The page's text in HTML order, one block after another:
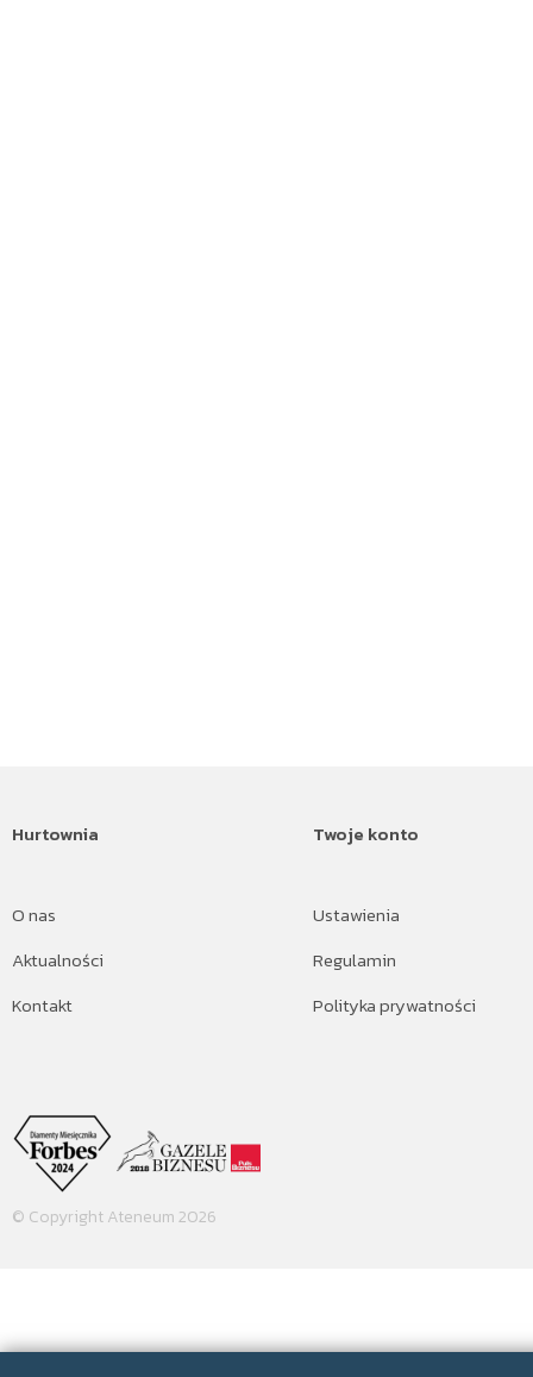
Hurtownia
O nas
Aktualności
Kontakt
Twoje konto
Ustawienia
Regulamin
Polityka prywatności
© Copyright Ateneum 2026